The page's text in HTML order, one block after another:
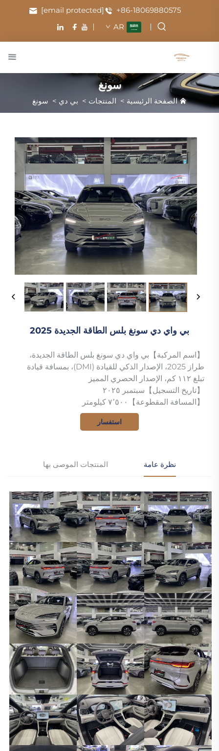
+86-18069880575
[email protected]
AR
سونغ
الصفحة الرئيسية > المنتجات > بي دي > سونغ
بي واي دي سونغ بلس الطاقة الجديدة 2025
【اسم المركبة】بي واي دي سونغ بلس الطاقة الجديدة،
طراز 2025، الإصدار الذكي للقيادة (DMI)، بمسافة قيادة
تبلغ ١١٢ كم، الإصدار الحصري المميز
【تاريخ التسجيل】سبتمبر ٢٠٢٥
【المسافة المقطوعة】٧٬٥٠٠ كيلومتر
استفسار
نظرة عامة المنتجات الموصى بها